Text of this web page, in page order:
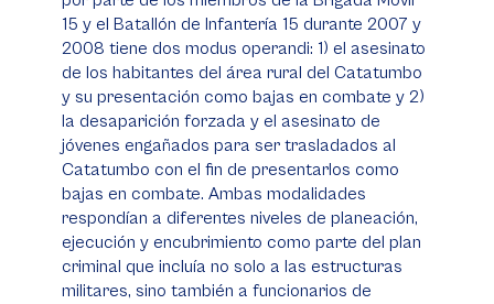
15 y el Batallón de Infantería 15 durante 2007 y
2008 tiene dos modus operandi: 1) el asesinato
de los habitantes del área rural del Catatumbo
y su presentación como bajas en combate y 2)
la desaparición forzada y el asesinato de
jóvenes engañados para ser trasladados al
Catatumbo con el fin de presentarlos como
bajas en combate. Ambas modalidades
respondían a diferentes niveles de planeación,
ejecución y encubrimiento como parte del plan
criminal que incluía no solo a las estructuras
militares, sino también a funcionarios de